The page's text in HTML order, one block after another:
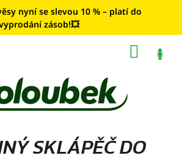
nyní se slevou 10 % – platí do
zásob!💥
SKLÁPĚČ DO